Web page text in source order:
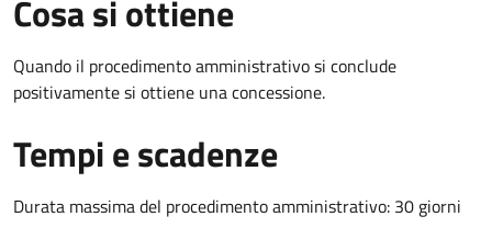
Cosa si ottiene
Quando il procedimento amministrativo si conclude
positivamente si ottiene una concessione.
Tempi e scadenze
Durata massima del procedimento amministrativo: 30 giorni